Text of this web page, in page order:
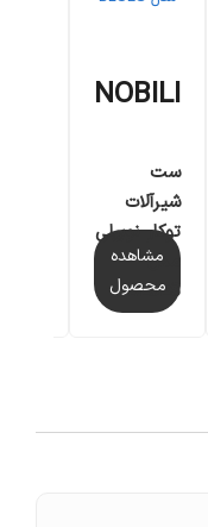
NOBILI
ست
شیرآلات
توکار نوبیلی
مدل
BLUES
مشاهده
محصول